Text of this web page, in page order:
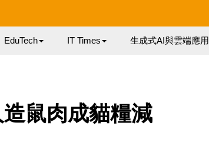
EduTech IT Times 生成式AI與雲端應用
鼠肉成貓糧減